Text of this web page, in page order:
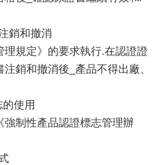
銷和撤消
理規定》的要求執行.在認證證
銷和撤消後_產品不得出廠、
使用
強制性產品認證標志管理辦